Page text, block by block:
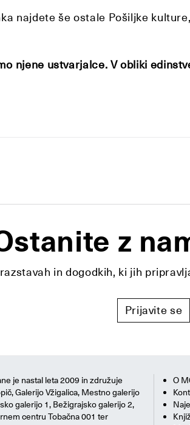
najdete še ostale Pošiljke
njene ustvarjalce. V obliki
z
in dogodkih, ki jih
Prijavite se
je nastal leta 2009 in združuje
Galerijo Vžigalica, Mestno galerijo
galerijo 1, Bežigrajsko galerijo 2,
centru Tobačna 001 ter
O